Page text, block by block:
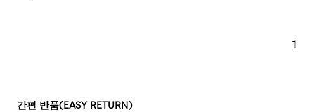
1
간편 반품(EASY RETURN)